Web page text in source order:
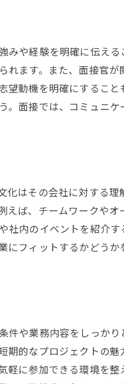
みや経験を明確に伝える
れます。また、面接官が
動機を明確にすること
。面接では、コミュニケ
化はその会社に対する理
ば、チームワークやオ
社内のイベントを紹介す
にフィットするかどうか
件や業務内容をしっかり
期的なプロジェクトの魅
軽に参加できる環境を整